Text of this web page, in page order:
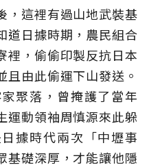
，這裡有過山地武裝基
道日據時期，農民組合
裡，偷偷印製反抗日本
由此偷運下山發送。
聚落，曾掩護了當年
運動領袖周慎源來此躲
據時代兩次「中壢事
基礎深厚，才能讓他隱